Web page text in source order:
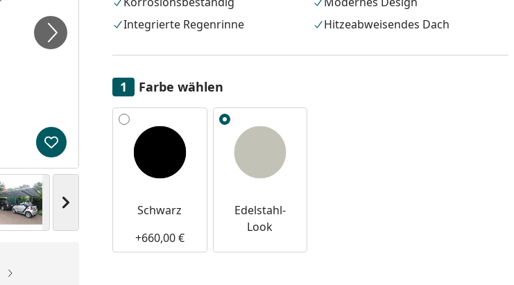
Nächstes Bild anzeigen
Produkt zur Wunschliste hinzufügen
Integrierte Regenrinne
Hitzeabweisendes Dach
Farbe wählen
Alle anzeigen (2)
Schwarz
+660,00 €
Edelstahl-
Look